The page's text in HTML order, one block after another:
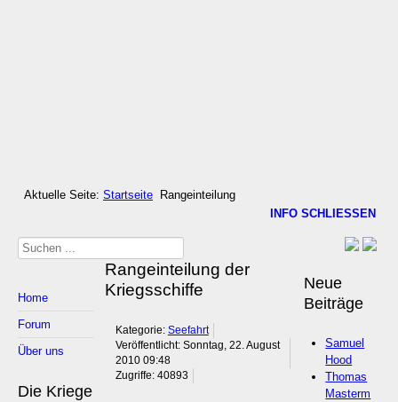
Aktuelle Seite: Startseite Rangeinteilung
Suchen
Home
Forum
Über uns
Die Kriege
Rangeinteilung der
Kriegsschiffe
Kategorie: Seefahrt
Veröffentlicht: Sonntag, 22. August
2010 09:48
Zugriffe: 40893
INFO SCHLIESSEN
Neue
Beiträge
Samuel
Hood
Thomas
Masterm